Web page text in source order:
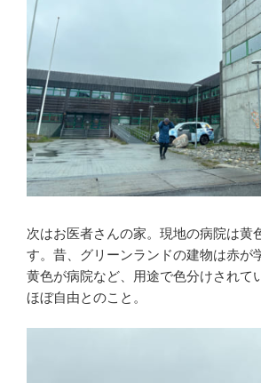
次はお医者さんの家。現地の病院は黄
す。昔、グリーンランドの建物は赤が
黄色が病院など、用途で色分けされて
ほぼ自由とのこと。